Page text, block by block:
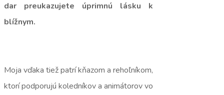
dar preukazujete úprimnú lásku k
blížnym.
Moja vďaka tiež patrí kňazom a rehoľníkom,
ktorí podporujú koledníkov a animátorov vo